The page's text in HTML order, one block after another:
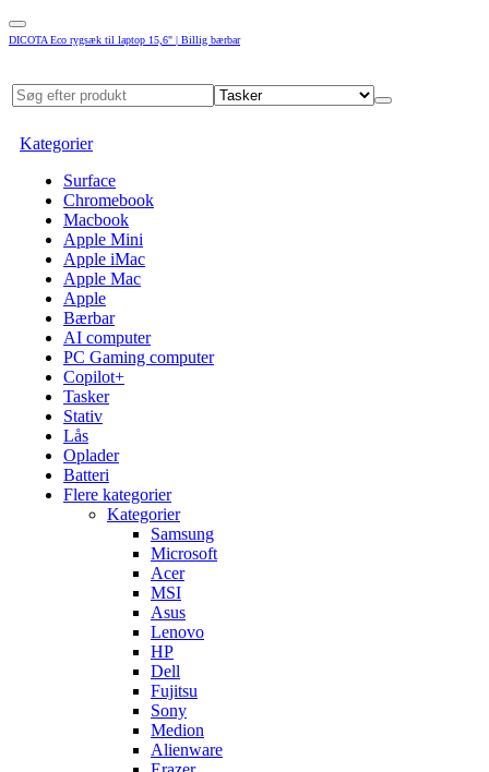
DICOTA Eco rygsæk til laptop 15,6" | Billig bærbar
Kategorier
Surface
Chromebook
Macbook
Apple Mini
Apple iMac
Apple Mac
Apple
Bærbar
AI computer
PC Gaming computer
Copilot+
Tasker
Stativ
Lås
Oplader
Batteri
Flere kategorier
Kategorier
Samsung
Microsoft
Acer
MSI
Asus
Lenovo
HP
Dell
Fujitsu
Sony
Medion
Alienware